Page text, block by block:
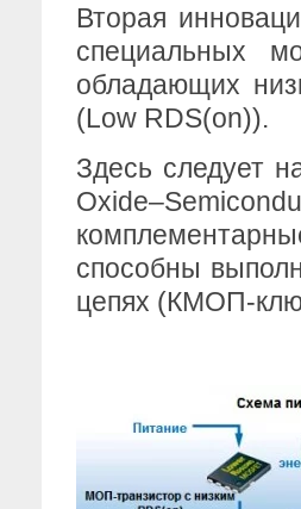
Вторая
специальных
обладающих
(Low RDS(on)).
Здесь следует
способны
цепях (КМОП-